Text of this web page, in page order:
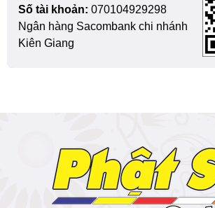
Số tài khoản: 070104929298
Ngân hàng Sacombank chi nhánh
Kiên Giang